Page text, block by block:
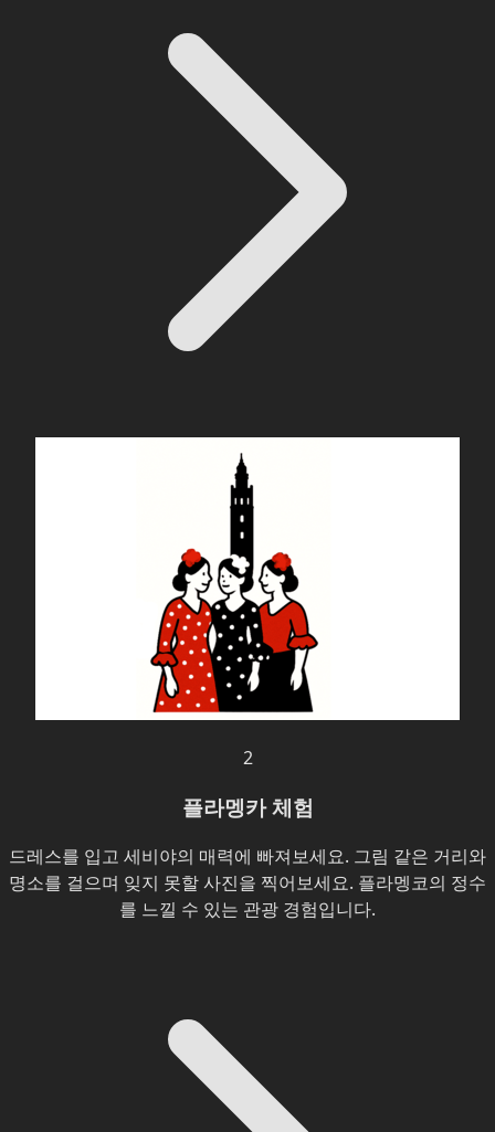
2
플라멩카 체험
드레스를 입고 세비야의 매력에 빠져보세요. 그림 같은 거리와
명소를 걸으며 잊지 못할 사진을 찍어보세요. 플라멩코의 정수
를 느낄 수 있는 관광 경험입니다.